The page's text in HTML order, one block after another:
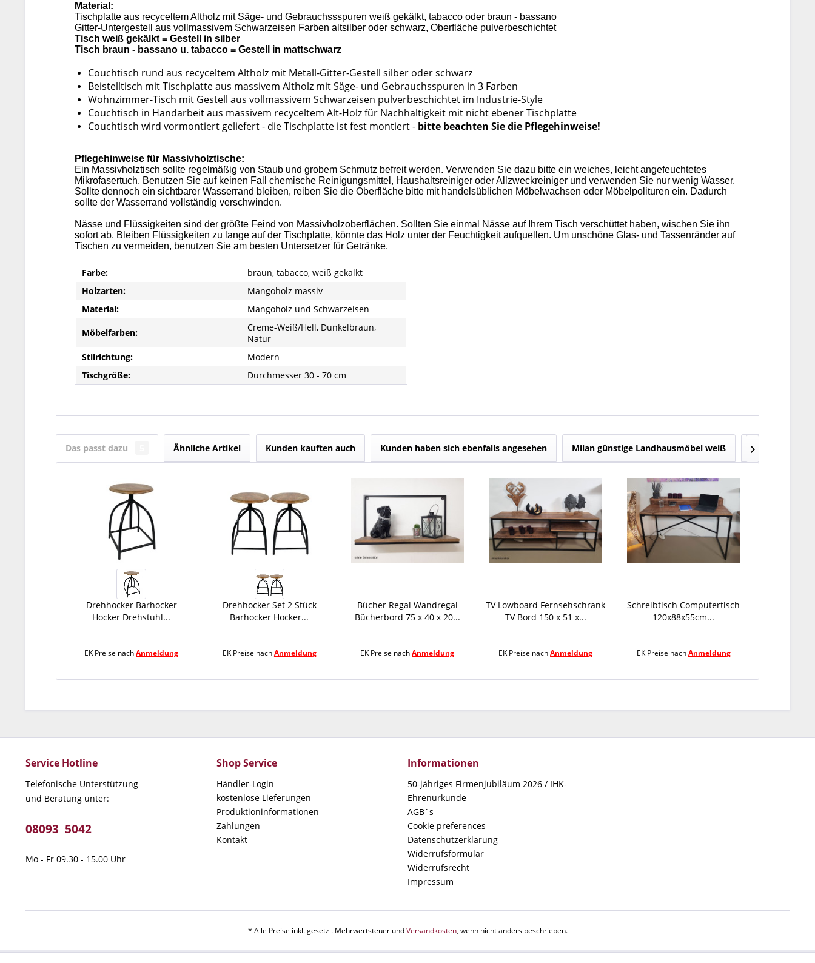
Material:
Tischplatte aus recyceltem Altholz mit Säge- und Gebrauchssspuren weiß gekälkt, tabacco oder braun - bassano
Gitter-Untergestell aus vollmassivem Schwarzeisen Farben altsilber oder schwarz, Oberfläche pulverbeschichtet
Tisch weiß gekälkt = Gestell in silber
Tisch braun - bassano u. tabacco = Gestell in mattschwarz
Couchtisch rund aus recyceltem Altholz mit Metall-Gitter-Gestell silber oder schwarz
Beistelltisch mit Tischplatte aus massivem Altholz mit Säge- und Gebrauchsspuren in 3 Farben
Wohnzimmer-Tisch mit Gestell aus vollmassivem Schwarzeisen pulverbeschichtet im Industrie-Style
Couchtisch in Handarbeit aus massivem recyceltem Alt-Holz für Nachhaltigkeit mit nicht ebener Tischplatte
Couchtisch wird vormontiert geliefert - die Tischplatte ist fest montiert - bitte beachten Sie die Pflegehinweise!
Pflegehinweise für Massivholztische:
Ein Massivholztisch sollte regelmäßig von Staub und grobem Schmutz befreit werden. Verwenden Sie dazu bitte ein weiches, leicht angefeuchtetes
Mikrofasertuch. Benutzen Sie auf keinen Fall chemische Reinigungsmittel, Haushaltsreiniger oder Allzweckreiniger und verwenden Sie nur wenig Wasser.
Sollte dennoch ein sichtbarer Wasserrand bleiben, reiben Sie die Oberfläche bitte mit handelsüblichen Möbelwachsen oder Möbelpolituren ein. Dadurch
sollte der Wasserrand vollständig verschwinden.
Nässe und Flüssigkeiten sind der größte Feind von Massivholzoberflächen. Sollten Sie einmal Nässe auf Ihrem Tisch verschüttet haben, wischen Sie ihn
sofort ab. Bleiben Flüssigkeiten zu lange auf der Tischplatte, könnte das Holz unter der Feuchtigkeit aufquellen. Um unschöne Glas- und Tassenränder auf
Tischen zu vermeiden, benutzen Sie am besten Untersetzer für Getränke.
Farbe:
braun, tabacco, weiß gekälkt
Holzarten:
Mangoholz massiv
Material:
Mangoholz und Schwarzeisen
Möbelfarben:
Creme-Weiß/Hell, Dunkelbraun,
Natur
Stilrichtung:
Modern
Tischgröße:
Durchmesser 30 - 70 cm
Das passt dazu Ähnliche Artikel Kunden kauften auch Kunden haben sich ebenfalls angesehen Milan günstige Landhausmöbel weiß Olbia
Drehhocker Barhocker
Hocker Drehstuhl...
EK Preise nachAnmeldung
Drehhocker Set 2 Stück
Barhocker Hocker...
EK Preise nachAnmeldung
Bücher Regal Wandregal
Bücherbord 75 x 40 x 20...
EK Preise nachAnmeldung
TV Lowboard Fernsehschrank
TV Bord 150 x 51 x...
EK Preise nachAnmeldung
Schreibtisch Computertisch
120x88x55cm...
EK Preise nachAnmeldung

Service Hotline
Telefonische Unterstützung
und Beratung unter:
08093 5042
Mo - Fr 09.30 - 15.00 Uhr
Shop Service
Händler-Login
kostenlose Lieferungen
Produktioninformationen
Zahlungen
Kontakt
Informationen
50-jähriges Firmenjubiläum 2026 / IHK-
Ehrenurkunde
AGB`s
Cookie preferences
Datenschutzerklärung
Widerrufsformular
Widerrufsrecht
Impressum
* Alle Preise inkl. gesetzl. Mehrwertsteuer undVersandkosten, wenn nicht anders beschrieben.